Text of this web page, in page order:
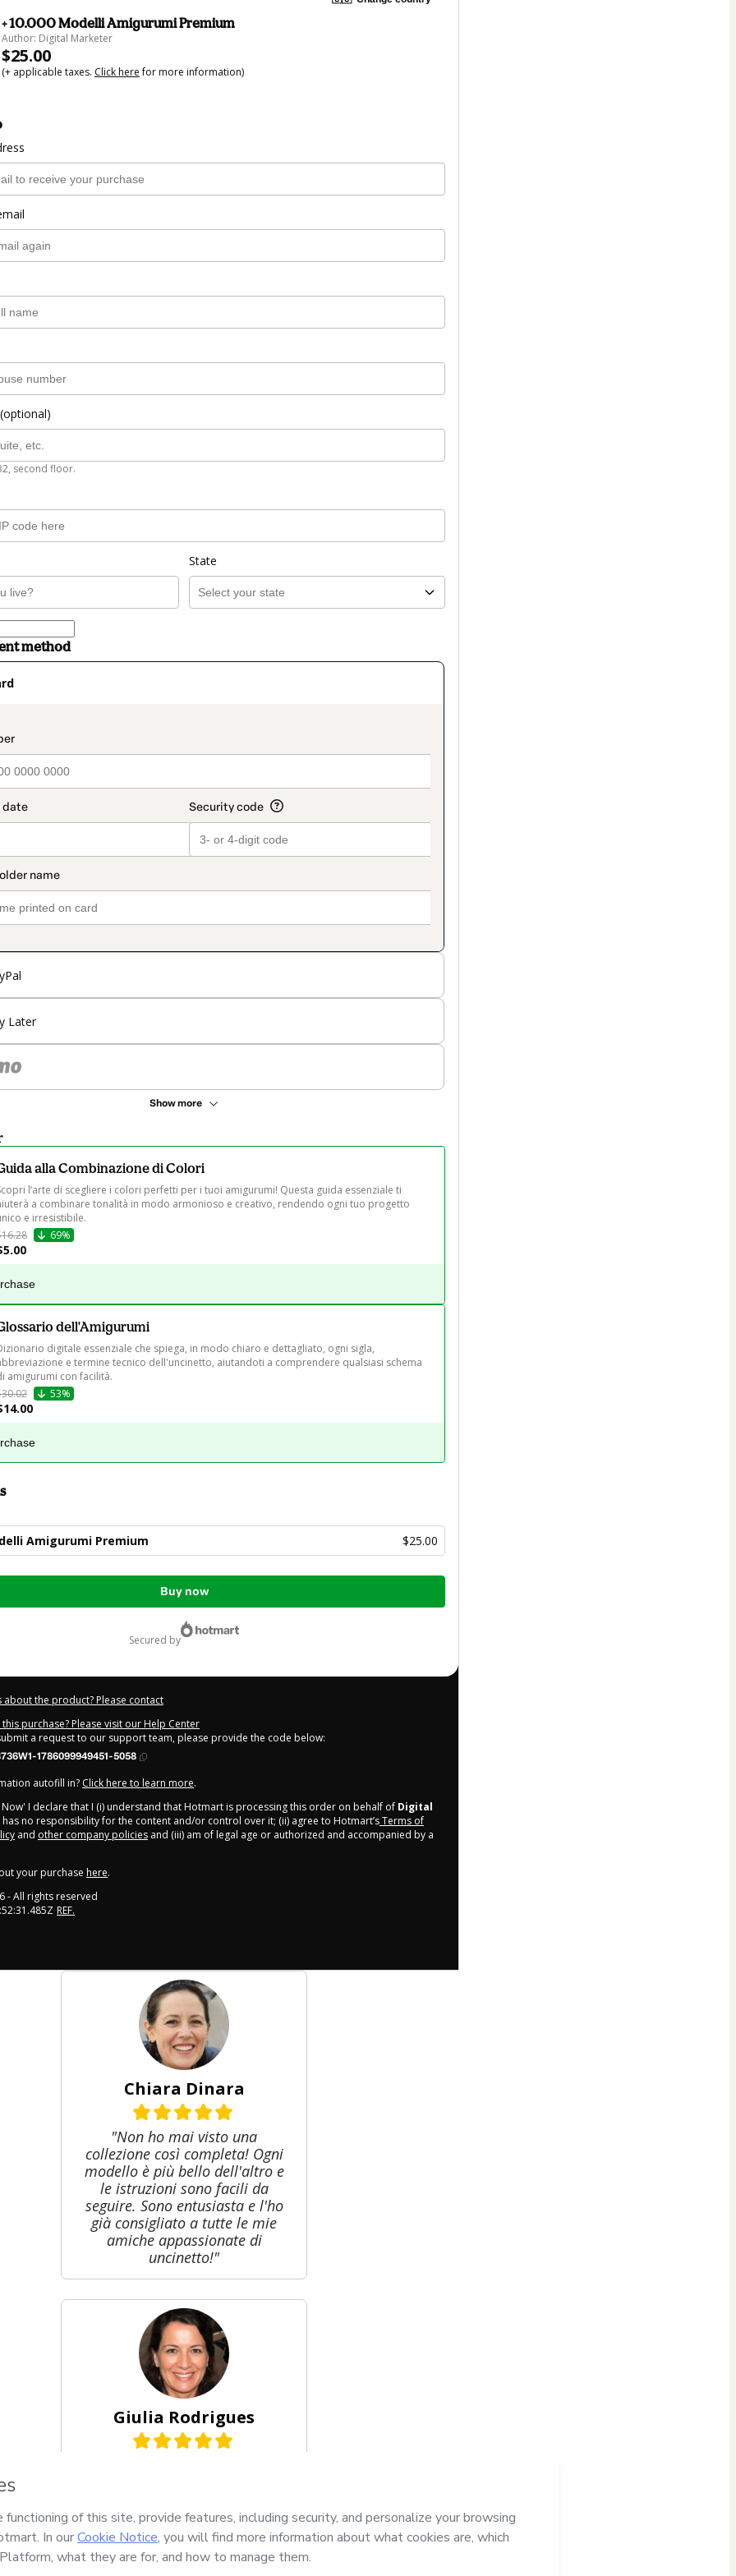
+ 10.000 Modelli Amigurumi Premium
Author: Digital Marketer
$25.00
(+ applicable taxes. Click herefor more information)
second floor.
State
method
Later
Show more
alla Combinazione di Colori
l’arte di scegliere i colori perfetti per i tuoi amigurumi! Questa guida essenziale ti
a combinare tonalità in modo armonioso e creativo, rendendo ogni tuo progetto
e irresistibile.
69%
dell'Amigurumi
digitale essenziale che spiega, in modo chiaro e dettagliato, ogni sigla,
e termine tecnico dell'uncinetto, aiutandoti a comprendere qualsiasi schema
amigurumi con facilità.
53%
Amigurumi Premium $25.00
Buy now
secured by
about the product? Please contact
purchase? Please visit our Help Center
a request to our support team, please provide the code below:
1786099949451-5058
autofill in? Click here to learn more.
Now' I declare that I (i) understand that Hotmart is processing this order on behalf of Digital
has no responsibility for the content and/or control over it; (ii) agree to Hotmart’sTerms of
and other company policies and (iii) am of legal age or authorized and accompanied by a
your purchase here.
- All rights reserved
REF.
Chiara Dinara
"Non ho mai visto una
collezione così completa! Ogni
modello è più bello dell'altro e
le istruzioni sono facili da
seguire. Sono entusiasta e l'ho
già consigliato a tutte le mie
amiche appassionate di
uncinetto!"
Giulia Rodrigues
libro digitale è un vero tesoro!
Ci sono così tante opzioni che
non so da dove cominciare. Ho
già realizzato diversi modelli e